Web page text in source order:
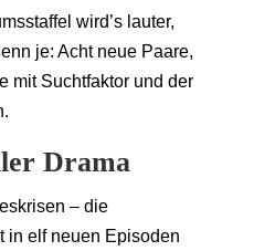
wird’s lauter,
je: Acht neue Paare,
mit Suchtfaktor und der
Drama
– die
in elf neuen Episoden